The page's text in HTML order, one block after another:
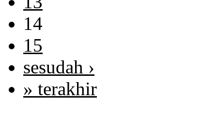
14
15
sesudah ›
» terakhir